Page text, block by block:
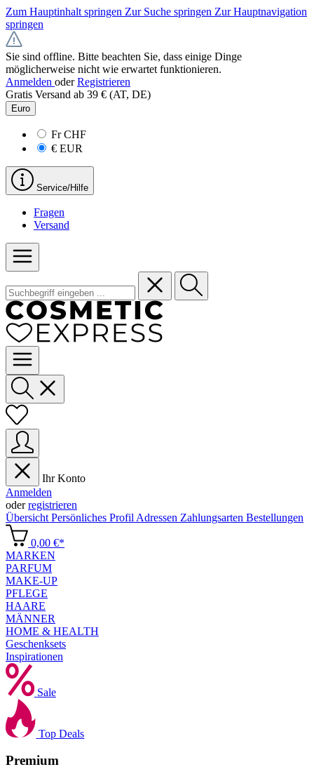
Zum Hauptinhalt springen Zur Suche springen Zur Hauptnavigation
springen
Sie sind offline. Bitte beachten Sie, dass einige Dinge
möglicherweise nicht wie erwartet funktionieren.
Anmelden oder Registrieren
Gratis Versand ab 39 € (AT, DE)
Euro
FrCHF
€ EUR
Service/Hilfe
Fragen
Versand
Ihr Konto
Anmelden
oderregistrieren
Übersicht Persönliches Profil Adressen Zahlungsarten Bestellungen
0,00 €*
MARKEN
PARFUM
MAKE-UP
PFLEGE
HAARE
MÄNNER
HOME & HEALTH
Geschenksets
Inspirationen
Sale
Top Deals
Premium